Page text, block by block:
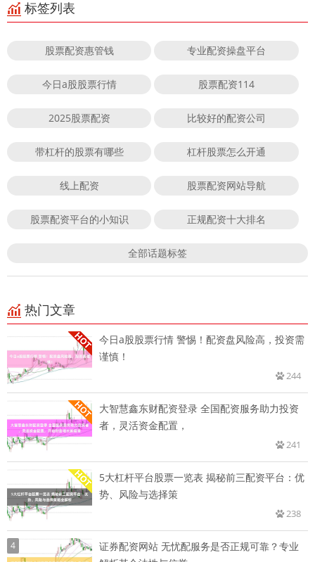
标签列表
股票配资惠管钱 专业配资操盘平台
今日a股股票行情 股票配资114
2025股票配资 比较好的配资公司
带杠杆的股票有哪些 杠杆股票怎么开通
线上配资 股票配资网站导航
股票配资平台的小知识 正规配资十大排名
全部话题标签
热门文章
今日a股股票行情 警惕！配资盘风险高，投资需
谨慎！
244
大智慧鑫东财配资登录 全国配资服务助力投资
者，灵活资金配置，
241
5大杠杆平台股票一览表 揭秘前三配资平台：优
势、风险与选择策
238
4
证券配资网站 无忧配服务是否正规可靠？专业